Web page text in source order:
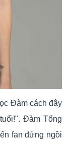
Đàm cách đây
Đàm Tổng
fan đứng ngồi